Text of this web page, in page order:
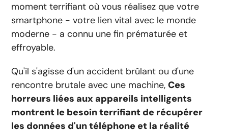
moment terrifiant où vous réalisez que votre
smartphone - votre lien vital avec le monde
moderne - a connu une fin prématurée et
effroyable.
Qu'il s'agisse d'un accident brûlant ou d'une
rencontre brutale avec une machine,Ces
horreurs liées aux appareils intelligents
montrent le besoin terrifiant de récupérer
les données d'un téléphone et la réalité